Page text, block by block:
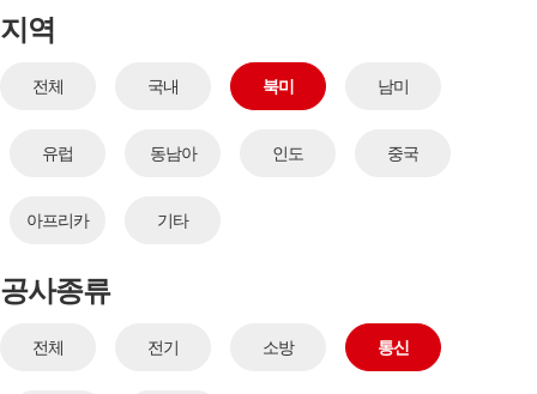
지역
전체 국내 북미 남미
유럽 동남아 인도 중국
아프리카 기타
공사종류
전체 전기 소방 통신